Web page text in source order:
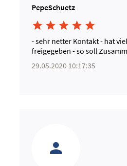
PepeSchuetz
    
- sehr netter Kontakt - hat
freigegeben - so soll
29.05.2020 10:17:35